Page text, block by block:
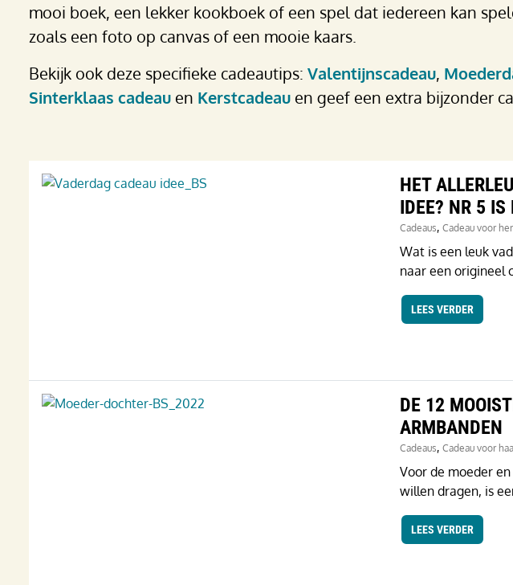
mooi boek, een lekker kookboek of een spel dat iedereen kan
zoals een foto op canvas of een mooie kaars.
Bekijk ook deze specifieke cadeautips: Valentijnscadeau,
Sinterklaas cadeau en Kerstcadeau en geef een extra bijzonder
HET
IDEE? NR 5
Cadeaus, Cadeau voor
Wat is een leuk
naar een origineel
LEES VERDER
DE 12
ARMBANDEN
Cadeaus, Cadeau voor
Voor de moeder
willen dragen, is
LEES VERDER